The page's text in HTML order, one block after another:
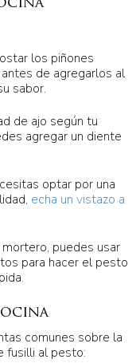
los piñones
de agregarlos al
sabor.
de ajo según tu
agregar un diente
optar por una
echa un vistazo a
puedes usar
para hacer el pesto
comunes sobre la
fusilli al pesto: